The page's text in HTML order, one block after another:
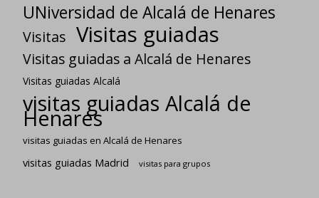
UNiversidad de Alcalá de Henares
Visitas Visitas guiadas
Visitas guiadas a Alcalá de Henares
Visitas guiadas Alcalá
visitas guiadas Alcalá de
Henares
visitas guiadas en Alcalá de Henares
visitas guiadas Madrid visitas para grupos